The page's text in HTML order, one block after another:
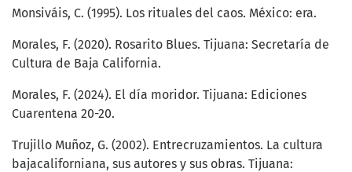
Monsiváis, C. (1995). Los rituales del caos. México: era.
Morales, F. (2020). Rosarito Blues. Tijuana: Secretaría de
Cultura de Baja California.
Morales, F. (2024). El día moridor. Tijuana: Ediciones
Cuarentena 20-20.
Trujillo Muñoz, G. (2002). Entrecruzamientos. La cultura
bajacaliforniana, sus autores y sus obras. Tijuana: